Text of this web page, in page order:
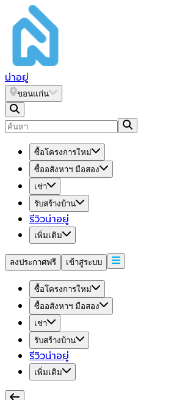
น่าอยู่
ขอนแก่น
ซื้อโครงการใหม่
ซื้ออสังหาฯ มือสอง
เช่า
รับสร้างบ้าน
รีวิวน่าอยู่
เพิ่มเติม
ลงประกาศฟรี เข้าสู่ระบบ
ซื้อโครงการใหม่
ซื้ออสังหาฯ มือสอง
เช่า
รับสร้างบ้าน
รีวิวน่าอยู่
เพิ่มเติม